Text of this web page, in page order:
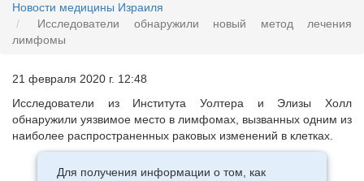
Новости медицины Израиля
Исследователи обнаружили новый метод лечения
лимфомы
21 февраля 2020 г. 12:48
Исследователи из Института Уолтера и Элизы Холл
обнаружили уязвимое место в лимфомах, вызванных одним из
наиболее распространенных раковых изменений в клетках.
Для получения информации о том, как